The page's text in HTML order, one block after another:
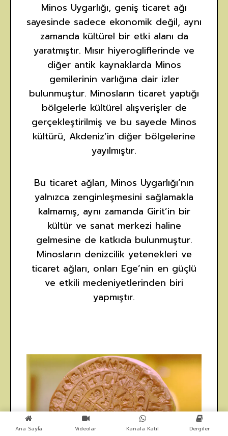
Minos Uygarlığı, geniş ticaret ağı
sayesinde sadece ekonomik değil, aynı
zamanda kültürel bir etki alanı da
yaratmıştır. Mısır hiyerogliflerinde ve
diğer antik kaynaklarda Minos
gemilerinin varlığına dair izler
bulunmuştur. Minosların ticaret yaptığı
bölgelerle kültürel alışverişler de
gerçekleştirilmiş ve bu sayede Minos
kültürü, Akdeniz’in diğer bölgelerine
yayılmıştır.
Bu ticaret ağları, Minos Uygarlığı’nın
yalnızca zenginleşmesini sağlamakla
kalmamış, aynı zamanda Girit’in bir
kültür ve sanat merkezi haline
gelmesine de katkıda bulunmuştur.
Minosların denizcilik yetenekleri ve
ticaret ağları, onları Ege’nin en güçlü
ve etkili medeniyetlerinden biri
yapmıştır.
Ana Sayfa Videolar Kanala Katıl Dergiler